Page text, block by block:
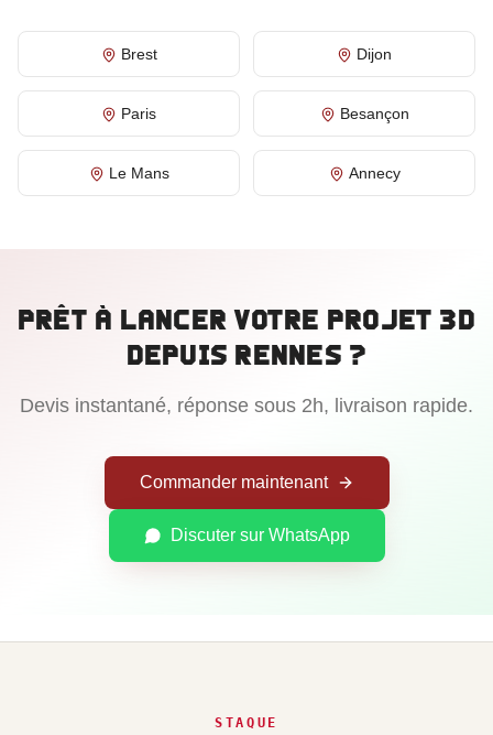
Brest Dijon
Paris Besançon
Le Mans Annecy
Prêt à lancer votre projet 3D
depuis Rennes ?
Devis instantané, réponse sous 2h, livraison rapide.
Commander maintenant
Discuter sur WhatsApp
STAQUE